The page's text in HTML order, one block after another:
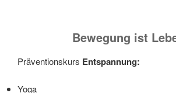
Bewegung ist
Präventionskurs Entspannung:
Yoga